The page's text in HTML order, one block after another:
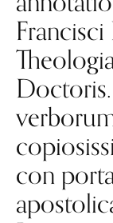
Francisci
con